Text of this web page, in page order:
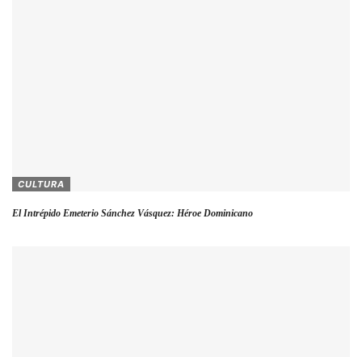
CULTURA
El Intrépido Emeterio Sánchez Vásquez: Héroe Dominicano